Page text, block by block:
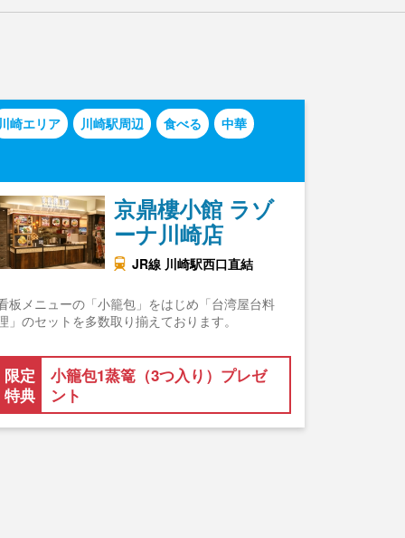
崎エリア 川崎駅周辺 食べる 中華
京鼎樓小館 ラゾ
ーナ川崎店
JR線 川崎駅西口直結
板メニューの「小籠包」をはじめ「台湾屋台料
」のセットを多数取り揃えております。
限定
特典
小籠包1蒸篭（3つ入り）プレゼ
ント